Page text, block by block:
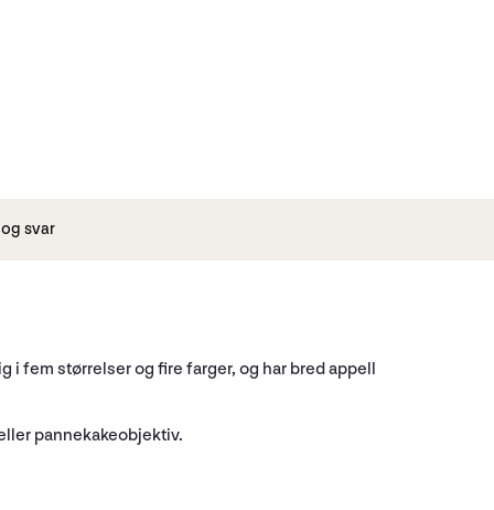
svar
fem størrelser og fire farger, og har bred appell
pannekakeobjektiv.